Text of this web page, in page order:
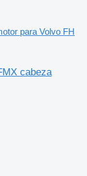
para Volvo FH
cabeza